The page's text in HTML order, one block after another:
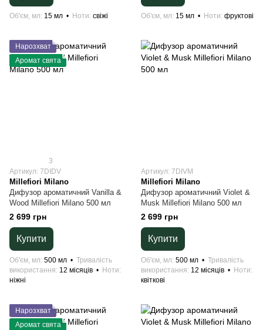
Об'єм, мл 15 мл Ноти свіжі Об'єм, мл 15 мл Ноти фруктові
Нарозхват
Аромат свята
3
Артикул: 7DIDV
Millefiori Milano
Дифузор ароматичний Vanilla &
Wood Millefiori Milano 500 мл
2 699 грн
Купити
Об'єм, мл 500 мл
Тривалість
використання 12 місяців
Ноти
ніжні
Артикул: 7DIVM
Millefiori Milano
Дифузор ароматичний Violet &
Musk Millefiori Milano 500 мл
2 699 грн
Купити
Об'єм, мл 500 мл
Тривалість
використання 12 місяців
Ноти
квіткові
Нарозхват
Аромат свята